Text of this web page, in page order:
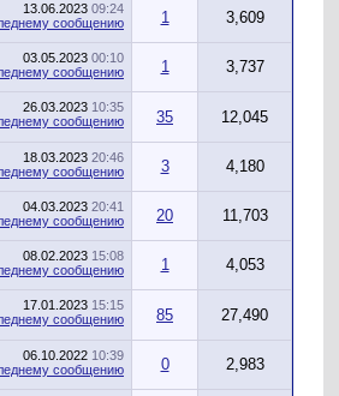
13.06.2023 09:24
1 3,609
03.05.2023 00:10
1 3,737
26.03.2023 10:35
35 12,045
18.03.2023 20:46
3 4,180
04.03.2023 20:41
20 11,703
08.02.2023 15:08
1 4,053
17.01.2023 15:15
85 27,490
06.10.2022 10:39
0 2,983